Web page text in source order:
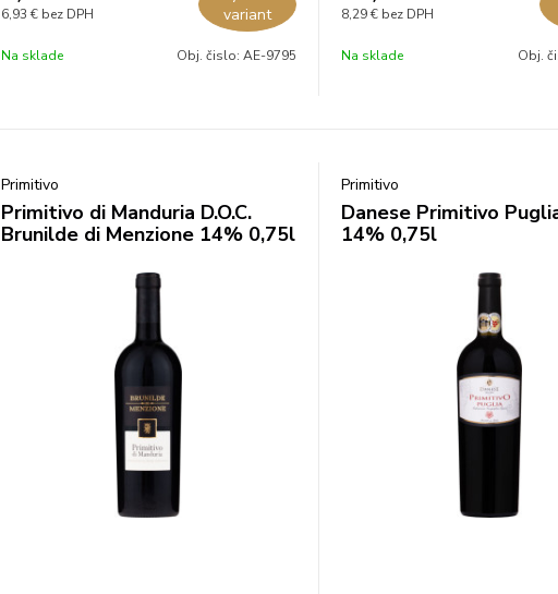
6,93 € bez DPH
variant
Na sklade Obj. čislo: AE-9795
8,29 € bez DPH
Na sklade Obj.
Primitivo
Primitivo di Manduria D.O.C.
Brunilde di Menzione 14% 0,75l
Primitivo
Danese Primitivo
14% 0,75l